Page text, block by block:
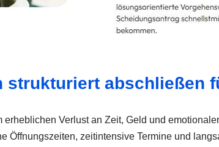
strukturiert abschließen
Verlust an Zeit, Geld und
zeitintensive Termine und